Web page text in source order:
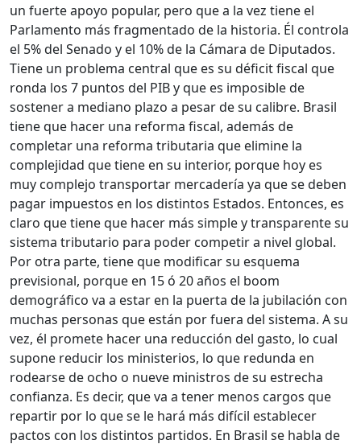
un fuerte apoyo popular, pero que a la vez tiene el
Parlamento más fragmentado de la historia. Él controla
el 5% del Senado y el 10% de la Cámara de Diputados.
Tiene un problema central que es su déficit fiscal que
ronda los 7 puntos del PIB y que es imposible de
sostener a mediano plazo a pesar de su calibre. Brasil
tiene que hacer una reforma fiscal, además de
completar una reforma tributaria que elimine la
complejidad que tiene en su interior, porque hoy es
muy complejo transportar mercadería ya que se deben
pagar impuestos en los distintos Estados. Entonces, es
claro que tiene que hacer más simple y transparente su
sistema tributario para poder competir a nivel global.
Por otra parte, tiene que modificar su esquema
previsional, porque en 15 ó 20 años el boom
demográfico va a estar en la puerta de la jubilación con
muchas personas que están por fuera del sistema. A su
vez, él promete hacer una reducción del gasto, lo cual
supone reducir los ministerios, lo que redunda en
rodearse de ocho o nueve ministros de su estrecha
confianza. Es decir, que va a tener menos cargos que
repartir por lo que se le hará más difícil establecer
pactos con los distintos partidos. En Brasil se habla de